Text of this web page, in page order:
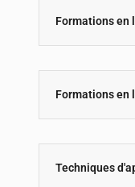
Formations en
Formations en
Techniques